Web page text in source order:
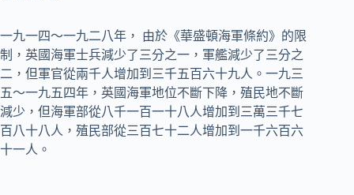
一九一四～一九二八年， 由於《華盛頓海軍條約》的限
制，英國海軍士兵減少了三分之一，軍艦減少了三分之
二，但軍官從兩千人增加到三千五百六十九人。一九三
五～一九五四年，英國海軍地位不斷下降，殖民地不斷
減少，但海軍部從八千一百一十八人增加到三萬三千七
百八十八人，殖民部從三百七十二人增加到一千六百六
十一人。